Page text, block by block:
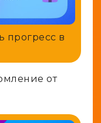
прогресс в
от